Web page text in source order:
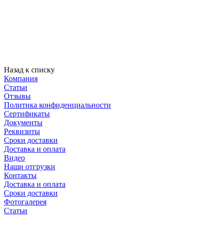
Назад к списку
Компания
Статьи
Отзывы
Политика конфиденциальности
Сертификаты
Документы
Реквизиты
Сроки доставки
Доставка и оплата
Видео
Наши отгрузки
Контакты
Доставка и оплата
Сроки доставки
Фотогалерея
Статьи